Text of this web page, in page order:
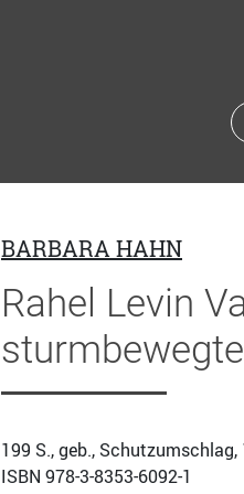
BARBARA HAHN
Rahel Levin
199 S., geb., Schutzumschlag,
ISBN 978-3-8353-6092-1